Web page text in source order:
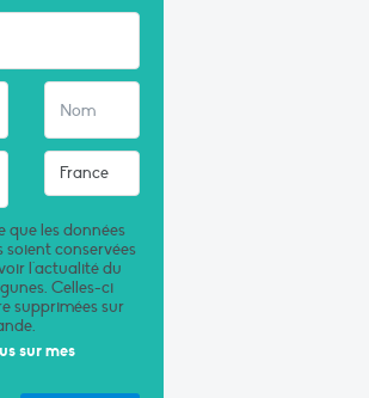
que les données
soient conservées
l'actualité du
Celles-ci
supprimées sur
sur mes